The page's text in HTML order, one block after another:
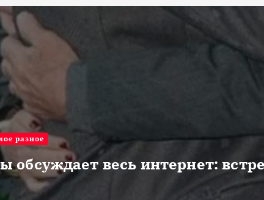
разное
обсуждает весь интернет: